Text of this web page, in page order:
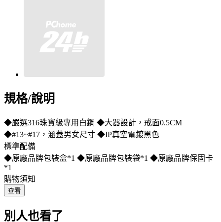
規格/說明
◆嚴選316珠寶級專用白鋼 ◆大器設計，戒面0.5CM
◆#13~#17，涵蓋男女尺寸 ◆IP真空電鍍黑色
標準配備
◆原廠品牌包裝盒*1 ◆原廠品牌包裝袋*1 ◆原廠品牌保固卡
*1
購物須知
查看
別人也看了